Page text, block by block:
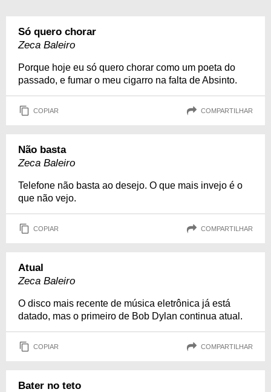
Só quero chorar
Zeca Baleiro
Porque hoje eu só quero chorar como um poeta do
passado, e fumar o meu cigarro na falta de Absinto.
COPIAR COMPARTILHAR
Não basta
Zeca Baleiro
Telefone não basta ao desejo. O que mais invejo é o
que não vejo.
COPIAR COMPARTILHAR
Atual
Zeca Baleiro
O disco mais recente de música eletrônica já está
datado, mas o primeiro de Bob Dylan continua atual.
COPIAR COMPARTILHAR
Bater no teto